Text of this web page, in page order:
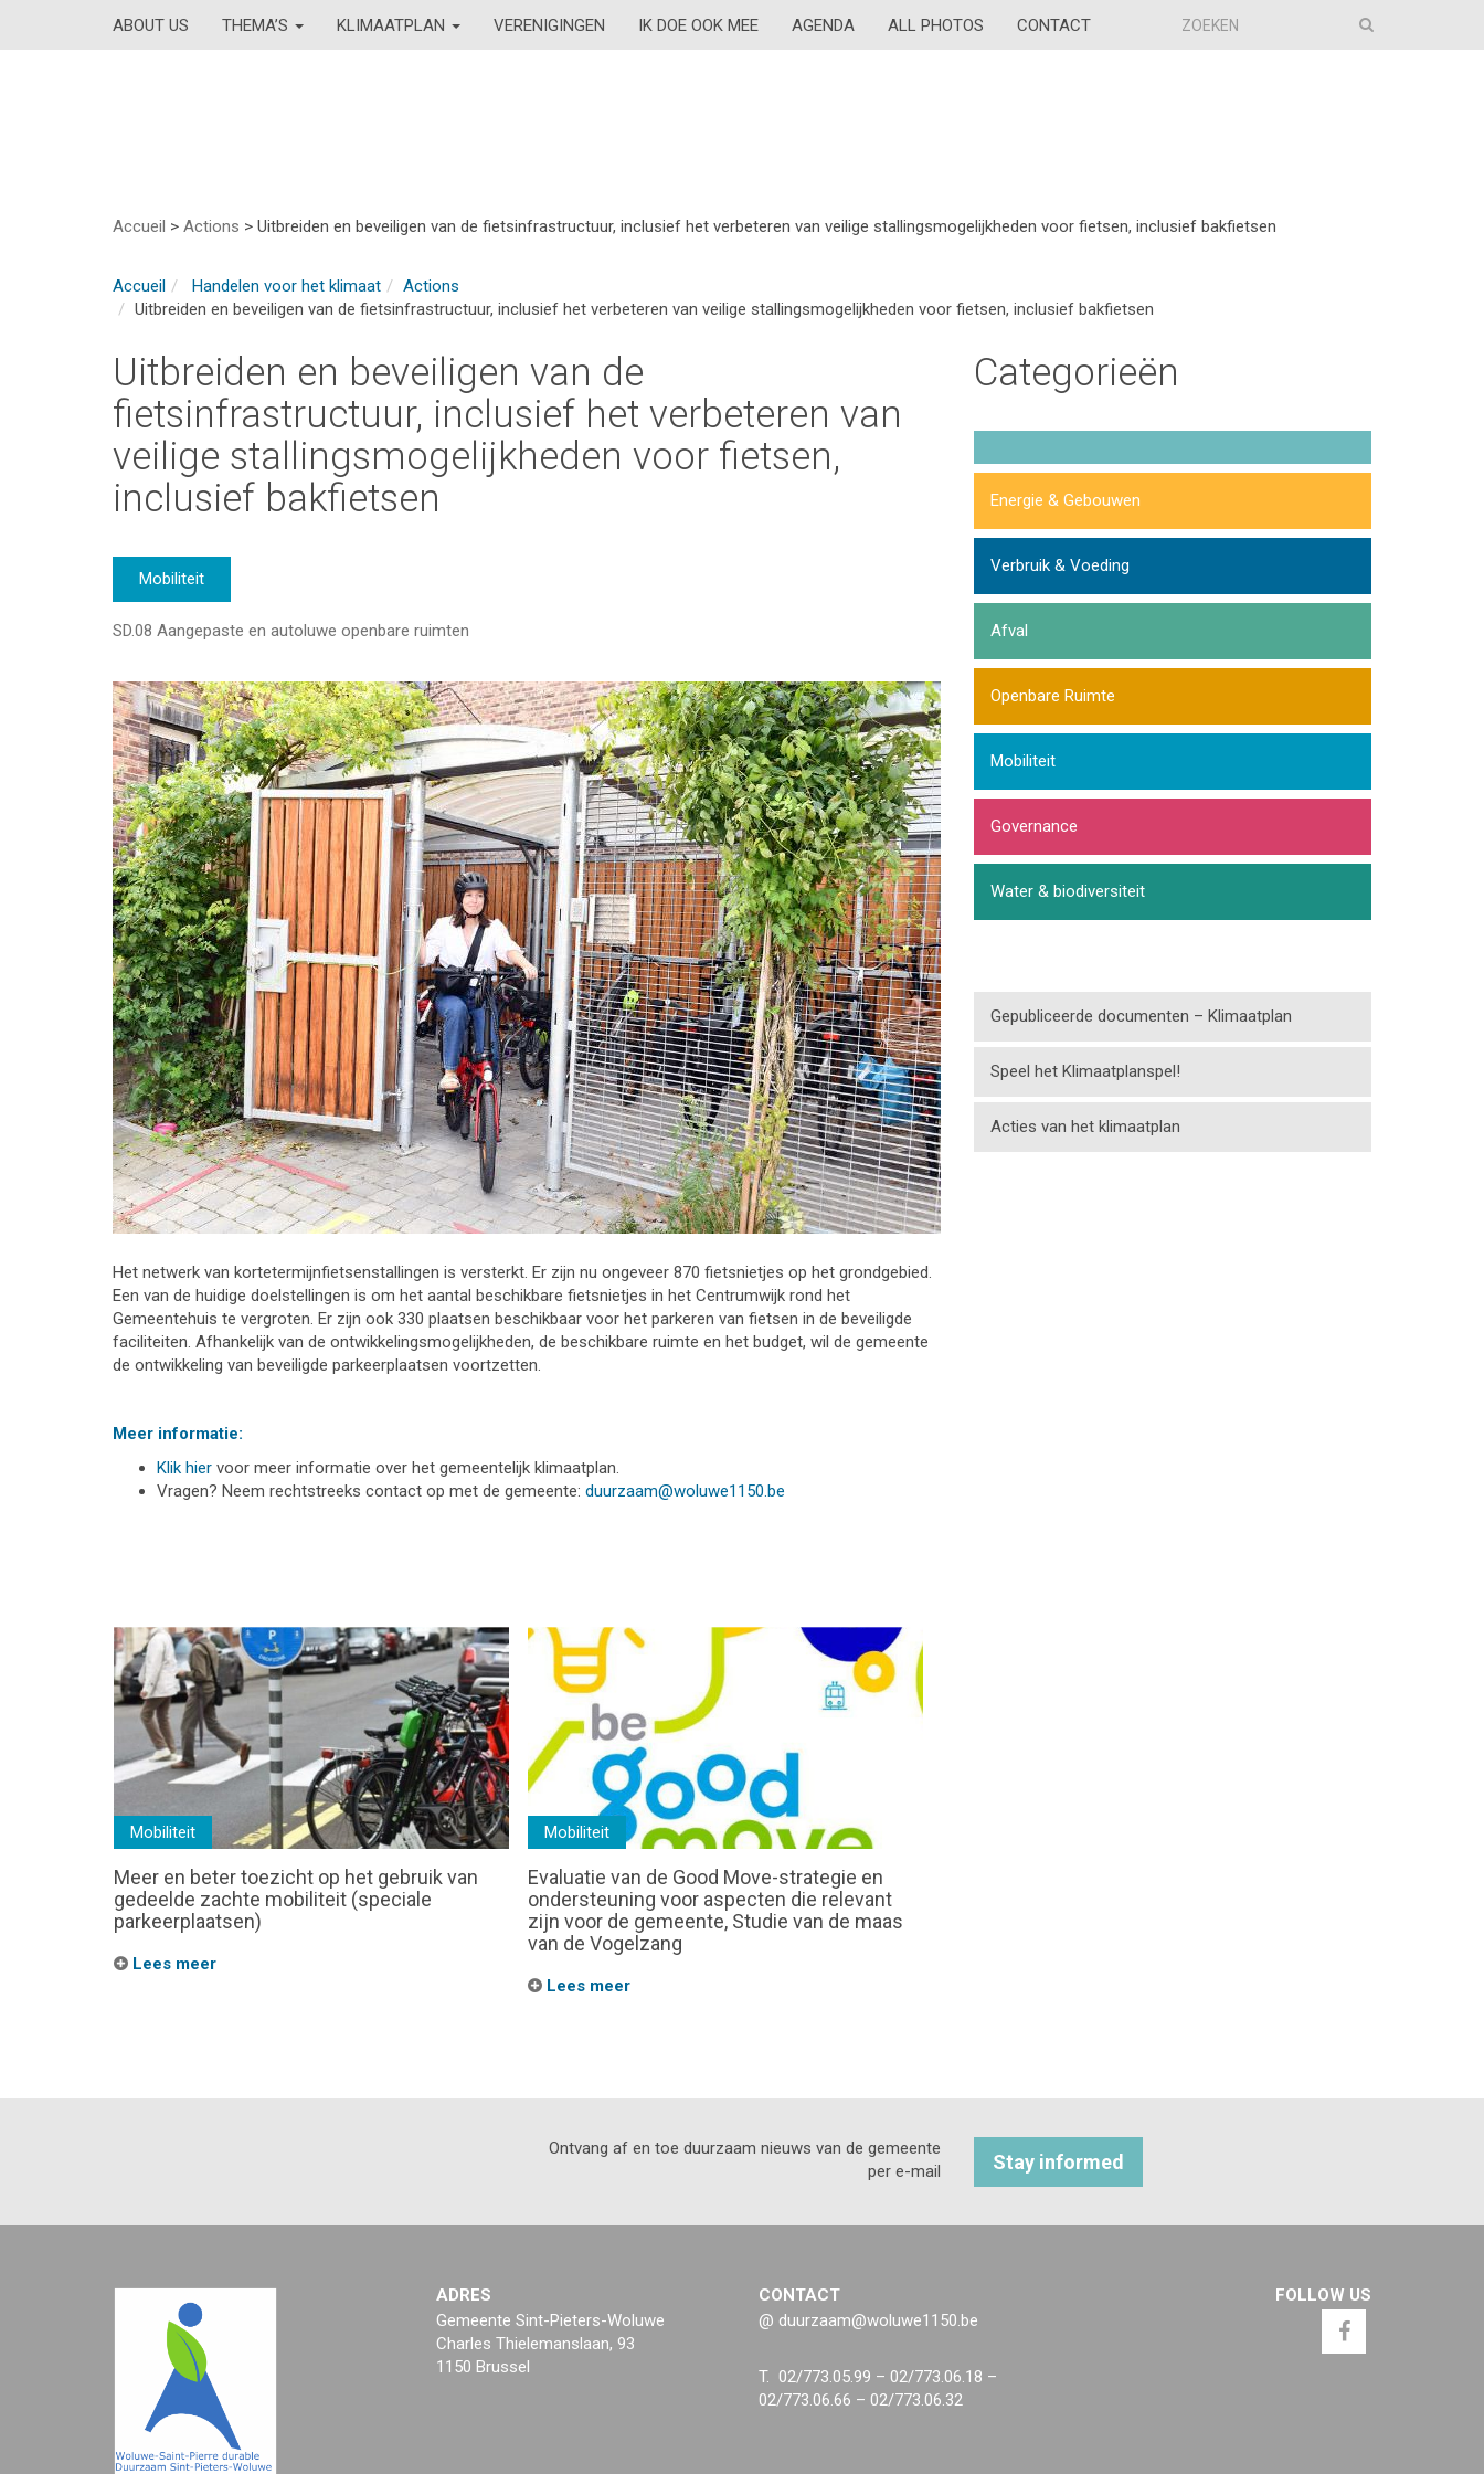
ABOUT US THEMA’S KLIMAATPLAN VERENIGINGEN IK DOE OOK MEE AGENDA ALL PHOTOS CONTACT
Accueil > Actions > Uitbreiden en beveiligen van de fietsinfrastructuur, inclusief het verbeteren van veilige stallingsmogelijkheden voor fietsen, inclusief bakfietsen
Accueil Handelen voor het klimaat
Actions
Uitbreiden en beveiligen van de fietsinfrastructuur, inclusief het verbeteren van veilige stallingsmogelijkheden voor fietsen, inclusief bakfietsen
Uitbreiden en beveiligen van de
fietsinfrastructuur, inclusief het verbeteren van
veilige stallingsmogelijkheden voor fietsen,
inclusief bakfietsen
Mobiliteit
SD.08 Aangepaste en autoluwe openbare ruimten
Het netwerk van kortetermijnfietsenstallingen is versterkt. Er zijn nu ongeveer 870 fietsnietjes op het grondgebied.
Een van de huidige doelstellingen is om het aantal beschikbare fietsnietjes in het Centrumwijk rond het
Gemeentehuis te vergroten. Er zijn ook 330 plaatsen beschikbaar voor het parkeren van fietsen in de beveiligde
faciliteiten. Afhankelijk van de ontwikkelingsmogelijkheden, de beschikbare ruimte en het budget, wil de gemeente
de ontwikkeling van beveiligde parkeerplaatsen voortzetten.
Meer informatie:
Klik hier voor meer informatie over het gemeentelijk klimaatplan.
Vragen? Neem rechtstreeks contact op met de gemeente: duurzaam@woluwe1150.be
Mobiliteit
Meer en beter toezicht op het gebruik van
gedeelde zachte mobiliteit (speciale
parkeerplaatsen)
Lees meer
Mobiliteit
Evaluatie van de Good Move-strategie en
ondersteuning voor aspecten die relevant
zijn voor de gemeente, Studie van de maas
van de Vogelzang
Lees meer
Categorieën
Energie & Gebouwen
Verbruik & Voeding
Afval
Openbare Ruimte
Mobiliteit
Governance
Water & biodiversiteit
Gepubliceerde documenten – Klimaatplan
Speel het Klimaatplanspel!
Acties van het klimaatplan
Ontvang af en toe duurzaam nieuws van de gemeente
per e-mail
Stay informed
ADRES
Gemeente Sint-Pieters-Woluwe
Charles Thielemanslaan, 93
1150 Brussel
CONTACT
@ duurzaam@woluwe1150.be
T. 02/773.05.99 – 02/773.06.18 –
02/773.06.66 – 02/773.06.32
FOLLOW US